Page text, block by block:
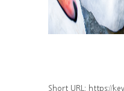
Short URL: https://keyinvest-